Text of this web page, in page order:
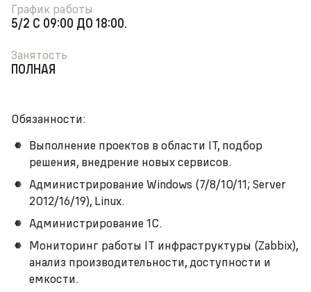
График работы
5/2 С 09:00 ДО 18:00.
Занятость
ПОЛНАЯ
Обязанности:
Выполнение проектов в области IT, подбор
решения, внедрение новых сервисов.
Администрирование Windows (7/8/10/11; Server
2012/16/19), Linux.
Администрирование 1С.
Мониторинг работы IT инфраструктуры (Zabbix),
анализ производительности, доступности и
емкости.